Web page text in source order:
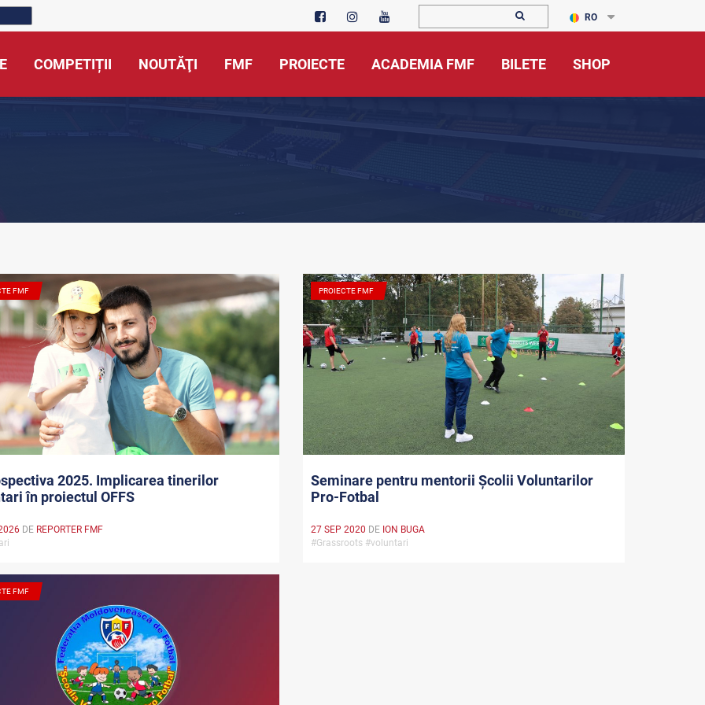
RO
COMPETIȚII NOUTĂŢI FMF PROIECTE ACADEMIA FMF BILETE SHOP
FMF
2025. Implicarea tinerilor
în proiectul OFFS
DE REPORTER FMF
PROIECTE FMF
Seminare pentru mentorii Școlii Voluntarilor
Pro-Fotbal
27 SEP 2020 DE ION BUGA
#Grassroots #voluntari
FMF